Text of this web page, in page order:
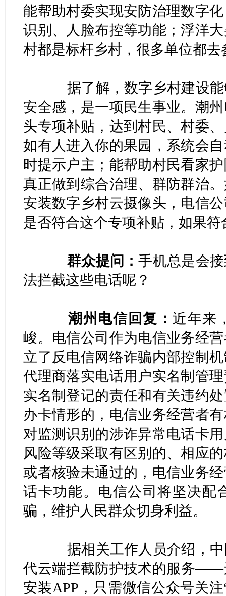
能帮助村委实现安防治理数字
识别、人脸布控等功能；浮洋
村都是标杆乡村，很多单位都去
据了解，数字乡村建设能
安全感，是一项民生事业。潮
头专项补贴，达到村民、村委
如有人进入你的果园，系统会
时提示户主；能帮助村民看家
真正做到综合治理、群防群治
安装数字乡村云摄像头，电信
是否符合这个专项补贴，如果
群众提问：手机总是会
法拦截这些电话呢？
潮州电信回复： 近年来
峻。电信公司作为电信业务经
立了反电信网络诈骗内部控制
代理商落实电话用户实名制管
实名制登记的责任和有关违约
办卡情形的，电信业务经营者
对监测识别的涉诈异常电话卡
风险等级采取有区别的、相应
或者核验未通过的，电信业务
话卡功能。电信公司将坚决配
骗，维护人民群众切身利益。
据相关工作人员介绍，中
代云端拦截防护技术的服务——
安装APP，只需微信公众号关